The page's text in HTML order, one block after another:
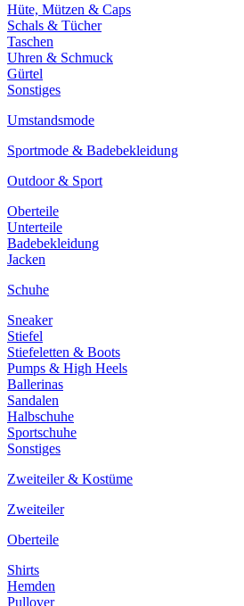
Hüte, Mützen & Caps
Schals & Tücher
Taschen
Uhren & Schmuck
Gürtel
Sonstiges
Umstandsmode
Sportmode & Badebekleidung
Outdoor & Sport
Oberteile
Unterteile
Badebekleidung
Jacken
Schuhe
Sneaker
Stiefel
Stiefeletten & Boots
Pumps & High Heels
Ballerinas
Sandalen
Halbschuhe
Sportschuhe
Sonstiges
Zweiteiler & Kostüme
Zweiteiler
Oberteile
Shirts
Hemden
Pullover